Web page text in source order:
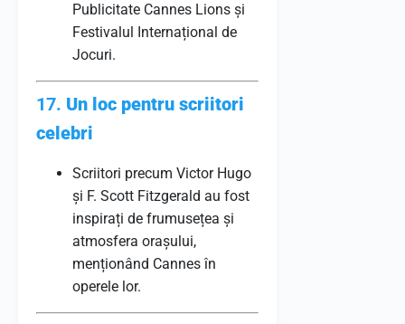
Publicitate Cannes Lions și
Festivalul Internațional de
Jocuri.
17. Un loc pentru scriitori
celebri
Scriitori precum Victor Hugo
și F. Scott Fitzgerald au fost
inspirați de frumusețea și
atmosfera orașului,
menționând Cannes în
operele lor.